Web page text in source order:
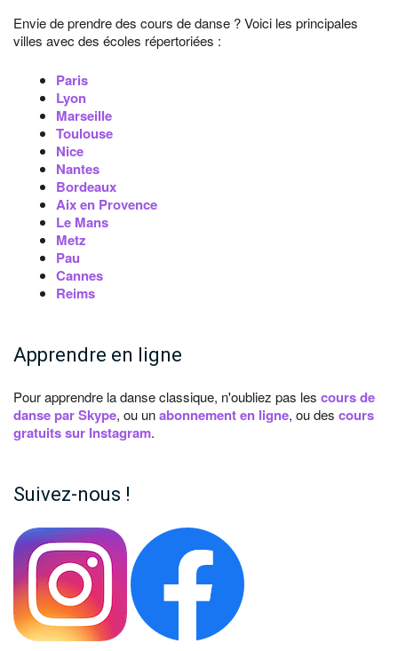
Envie de prendre des cours de danse ? Voici les principales
villes avec des écoles répertoriées :
Paris
Lyon
Marseille
Toulouse
Nice
Nantes
Bordeaux
Aix en Provence
Le Mans
Metz
Pau
Cannes
Reims
Apprendre en ligne
Pour apprendre la danse classique, n'oubliez pas les cours de
danse par Skype, ou unabonnement en ligne, ou des cours
gratuits sur Instagram.
Suivez-nous !